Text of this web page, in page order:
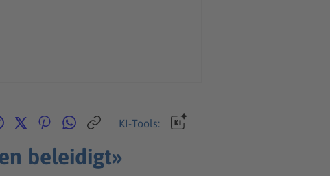
KI-Tools:
beleidigt»